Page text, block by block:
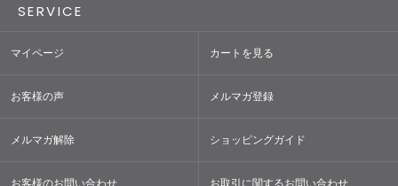
SERVICE
マイページ カートを見る
お客様の声 メルマガ登録
メルマガ解除 ショッピングガイド
お客様のお問い合わせ お取引に関するお問い合わせ